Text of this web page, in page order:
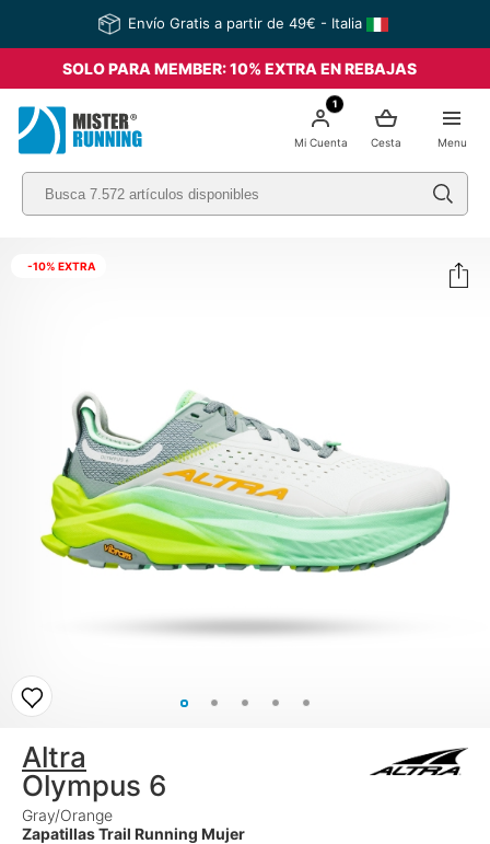
Envío Gratis a partir de 49€ - Italia
SOLO PARA MEMBER: 10% EXTRA EN REBAJAS
Menu
Cesta
1
Mi Cuenta
-10% EXTRA
Altra
Olympus 6
Gray/Orange
Zapatillas Trail Running Mujer